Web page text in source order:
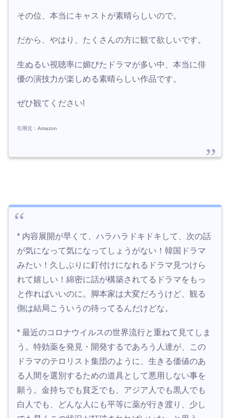
その位、本当にキャストが素晴らしいので。
だから、やはり、たくさんの方に観て欲しいです。
生ぬるい視聴率に媚びたドラマが多い中、本当に俳
優の演技力が楽しめる素晴らしい作品です。
ぜひ観てください!
引用元：Amazon
* 内容展開が早くて、ハラハラドキドキして、次の話
が気になって気になってしょうがない！韓国ドラマ
みたい！久しぶりに釘付けになれるドラマ見つけら
れて嬉しい！綿密に話が構築されてるドラマをもっ
と作ればいいのに。脚本家は大変だろうけど、観る
側は結局こういうの待ってるんだけどな。
* 最近のコロナウイルスの世界流行と重ねて見てしま
う。特効薬を発見・開発するであろう人達が、この
ドラマのテロリスト集団のように、生きる価値のあ
る人間を選別するための道具として悪用しない事を
願う。金持ちでも貧乏でも、アジア人でも黒人でも
白人でも、どんな人にも平等に薬が行き渡り、少し